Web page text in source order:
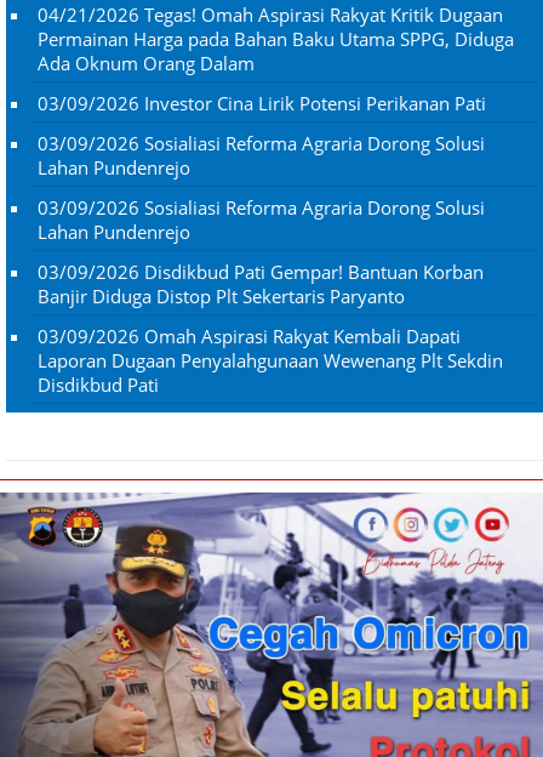
04/21/2026 Tegas! Omah Aspirasi Rakyat Kritik Dugaan
Permainan Harga pada Bahan Baku Utama SPPG, Diduga
Ada Oknum Orang Dalam
03/09/2026 Investor Cina Lirik Potensi Perikanan Pati
03/09/2026 Sosialiasi Reforma Agraria Dorong Solusi
Lahan Pundenrejo
03/09/2026 Sosialiasi Reforma Agraria Dorong Solusi
Lahan Pundenrejo
03/09/2026 Disdikbud Pati Gempar! Bantuan Korban
Banjir Diduga Distop Plt Sekertaris Paryanto
03/09/2026 Omah Aspirasi Rakyat Kembali Dapati
Laporan Dugaan Penyalahgunaan Wewenang Plt Sekdin
Disdikbud Pati